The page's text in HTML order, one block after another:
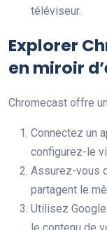
téléviseur.
Explorer
en miroir
Chromecast offre
Connectez un
configurez-le
Assurez-vous
partagent le
Utilisez